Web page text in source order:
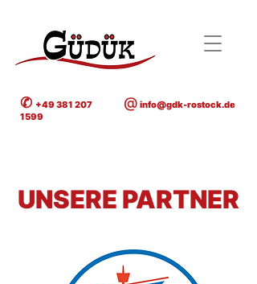
✆ +49 381 207
1599
@ info@gdk-rostock.de
UNSERE PARTNER